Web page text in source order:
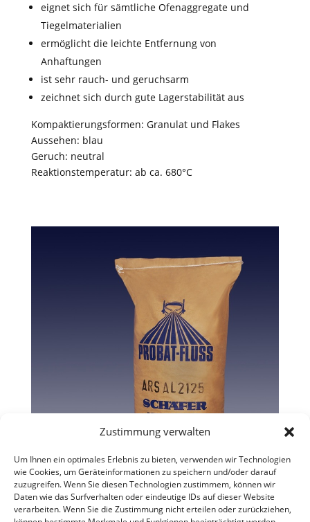
Zustimmung verwalten
Um Ihnen ein optimales Erlebnis zu bieten, verwenden wir Technologien
wie Cookies, um Geräteinformationen zu speichern und/oder darauf
zuzugreifen. Wenn Sie diesen Technologien zustimmem, können wir
Daten wie das Surfverhalten oder eindeutige IDs auf dieser Website
verarbeiten. Wenn Sie die Zustimmung nicht erteilen oder zurückziehen,
eignet sich für sämtliche Ofenaggregate und
Tiegelmaterialien
ermöglicht die leichte Entfernung von
Anhaftungen
ist sehr rauch- und geruchsarm
zeichnet sich durch gute Lagerstabilität aus
Kompaktierungsformen: Granulat und Flakes
Aussehen: blau
Geruch: neutral
Reaktionstemperatur: ab ca. 680°C